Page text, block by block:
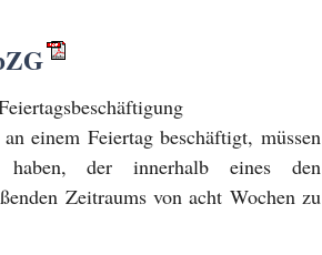
einem Feiertag beschäftigt, müssen
haben, der innerhalb eines den
Zeitraums von acht Wochen zu